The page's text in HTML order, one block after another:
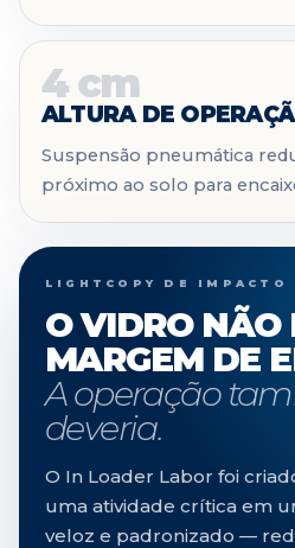
4 cm
ALTURA DE
Suspensão pneumática
próximo ao solo para
LIGHTCOPY DE IMPACTO
O VIDRO NÃO
MARGEM DE
A operação
deveria.
O In Loader Labor foi
uma atividade crítica em
veloz e padronizado —